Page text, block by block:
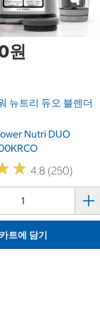
원
뉴트리 듀오 블렌더
Nutri DUO
★
★ 4.8 (250)
카트에 담기